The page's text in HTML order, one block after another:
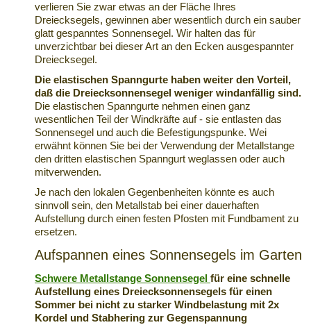
verlieren Sie zwar etwas an der Fläche Ihres
Dreiecksegels, gewinnen aber wesentlich durch ein sauber
glatt gespanntes Sonnensegel. Wir halten das für
unverzichtbar bei dieser Art an den Ecken ausgespannter
Dreiecksegel.
Die elastischen Spanngurte haben weiter den Vorteil,
daß die Dreiecksonnensegel weniger windanfällig sind.
Die elastischen Spanngurte nehmen einen ganz
wesentlichen Teil der Windkräfte auf - sie entlasten das
Sonnensegel und auch die Befestigungspunke. Wei
erwähnt können Sie bei der Verwendung der Metallstange
den dritten elastischen Spanngurt weglassen oder auch
mitverwenden.
Je nach den lokalen Gegenbenheiten könnte es auch
sinnvoll sein, den Metallstab bei einer dauerhaften
Aufstellung durch einen festen Pfosten mit Fundbament zu
ersetzen.
Aufspannen eines Sonnensegels im Garten
Schwere Metallstange Sonnensegel für eine schnelle
Aufstellung eines Dreiecksonnensegels für einen
Sommer bei nicht zu starker Windbelastung mit 2x
Kordel und Stabhering zur Gegenspannung